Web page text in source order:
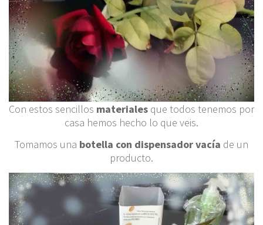
Con estos sencillos materiales que todos tenemos por
casa hemos hecho lo que veis.
Tomamos una botella con dispensador vacía de un
producto.